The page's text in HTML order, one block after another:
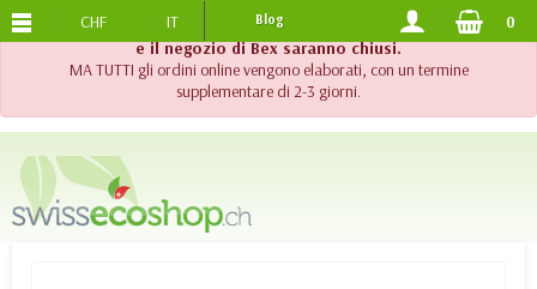
!! Importante !! Fino al 20 agosto 2026, l'assistenza telefonica
e il negozio di Bex saranno chiusi.
MA TUTTI gli ordini online vengono elaborati, con un termine
supplementare di 2-3 giorni.
SPEDIZIONE GRATUITADA 120.-
CHF IT Blog 0